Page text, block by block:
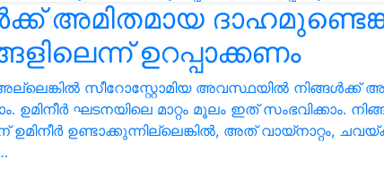
അമിതമായ
ഉറപ്പാക്കണം
സീറോസ്റ്റോമിയ അവസ്ഥയില്‍ നിങ്ങള്‍ക്ക്
ഉമിനീര്‍ ഘടനയിലെ മാറ്റം മൂലം ഇത് സംഭവിക്കാം.
ഉണ്ടാക്കുന്നില്ലെങ്കില്‍, അത് വായ്നാറ്റം,